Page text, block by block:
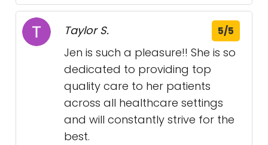
Taylor S. 5/5
Jen is such a pleasure!! She is so
dedicated to providing top
quality care to her patients
across all healthcare settings
and will constantly strive for the
best.